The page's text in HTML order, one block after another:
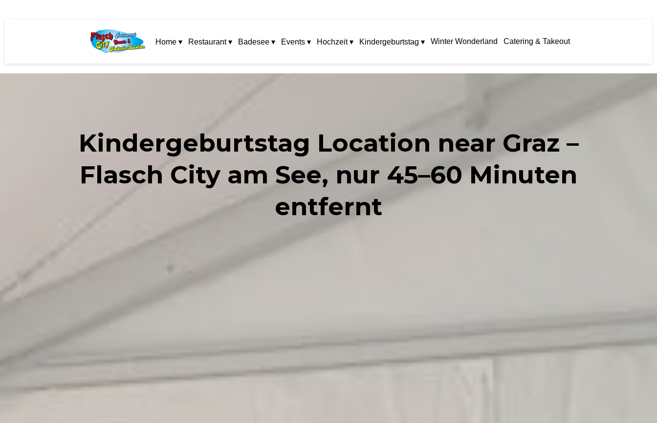
Home ▾ Restaurant ▾ Badesee ▾ Events ▾ Hochzeit ▾ Kindergeburtstag ▾ Winter Wonderland Catering & Takeout
Kindergeburtstag Location near Graz –
Flasch City am See, nur 45–60 Minuten
entfernt